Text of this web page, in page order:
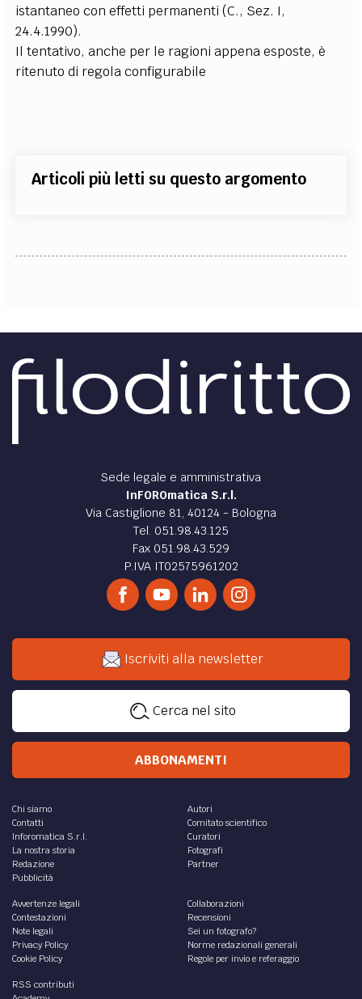
istantaneo con effetti permanenti (C., Sez. I,
24.4.1990).
Il tentativo, anche per le ragioni appena esposte, è
ritenuto di regola configurabile
Articoli più letti su questo argomento
Sede legale e amministrativa
InFOROmatica S.r.l.
Via Castiglione 81, 40124 - Bologna
Tel. 051.98.43.125
Fax 051.98.43.529
P.IVA IT02575961202
Iscriviti alla newsletter
Cerca nel sito
ABBONAMENTI
Chi siamo
Contatti
Inforomatica S.r.l.
La nostra storia
Redazione
Pubblicità
Autori
Comitato scientifico
Curatori
Fotografi
Partner
Avvertenze legali
Contestazioni
Note legali
Privacy Policy
Cookie Policy
Collaborazioni
Recensioni
Sei un fotografo?
Norme redazionali generali
Regole per invio e referaggio
RSS contributi